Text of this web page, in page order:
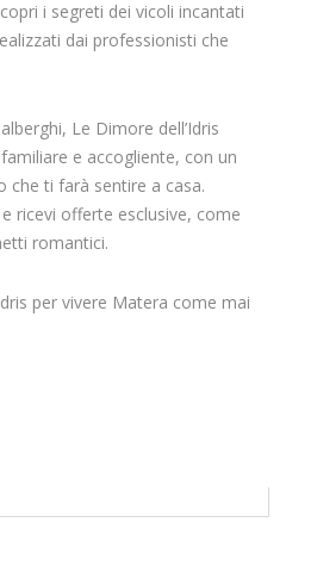
i segreti dei vicoli incantati
dai professionisti che
Le Dimore dell’Idris
e accogliente, con un
che ti farà sentire a casa.
ricevi offerte esclusive, come
romantici.
per vivere Matera come mai